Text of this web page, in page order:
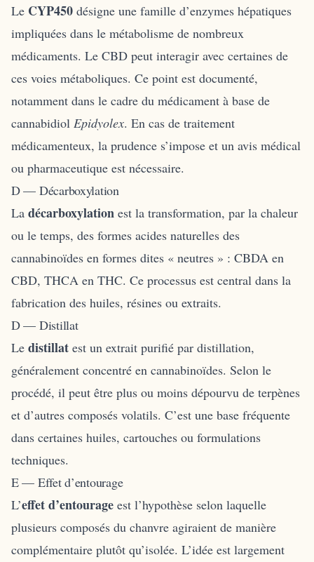
Le CYP450 désigne une famille d’enzymes hépatiques
impliquées dans le métabolisme de nombreux
médicaments. Le CBD peut interagir avec certaines de
ces voies métaboliques. Ce point est documenté,
notamment dans le cadre du médicament à base de
cannabidiol Epidyolex. En cas de traitement
médicamenteux, la prudence s’impose et un avis médical
ou pharmaceutique est nécessaire.
D — Décarboxylation
La décarboxylation est la transformation, par la chaleur
ou le temps, des formes acides naturelles des
cannabinoïdes en formes dites « neutres » : CBDA en
CBD, THCA en THC. Ce processus est central dans la
fabrication des huiles, résines ou extraits.
D — Distillat
Le distillat est un extrait purifié par distillation,
généralement concentré en cannabinoïdes. Selon le
procédé, il peut être plus ou moins dépourvu de terpènes
et d’autres composés volatils. C’est une base fréquente
dans certaines huiles, cartouches ou formulations
techniques.
E — Effet d’entourage
L’effet d’entourage est l’hypothèse selon laquelle
plusieurs composés du chanvre agiraient de manière
complémentaire plutôt qu’isolée. L’idée est largement